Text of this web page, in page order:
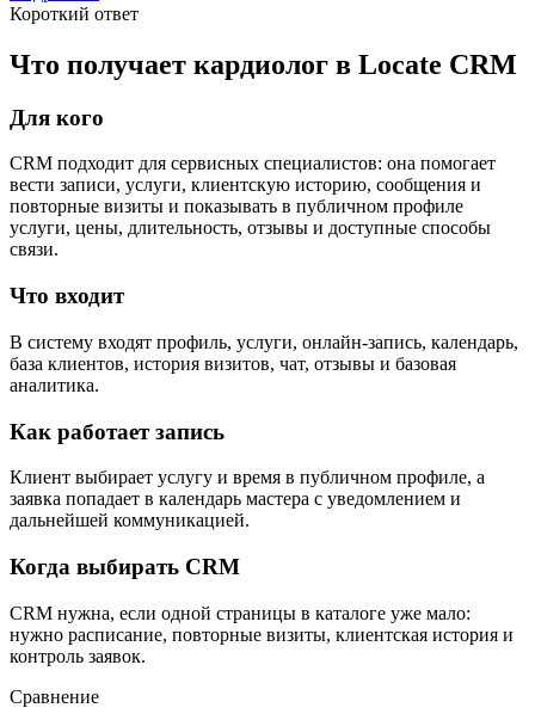
Короткий ответ
Что получает кардиолог в Locate CRM
Для кого
CRM подходит для сервисных специалистов: она помогает
вести записи, услуги, клиентскую историю, сообщения и
повторные визиты и показывать в публичном профиле
услуги, цены, длительность, отзывы и доступные способы
связи.
Что входит
В систему входят профиль, услуги, онлайн-запись, календарь,
база клиентов, история визитов, чат, отзывы и базовая
аналитика.
Как работает запись
Клиент выбирает услугу и время в публичном профиле, а
заявка попадает в календарь мастера с уведомлением и
дальнейшей коммуникацией.
Когда выбирать CRM
CRM нужна, если одной страницы в каталоге уже мало:
нужно расписание, повторные визиты, клиентская история и
контроль заявок.
Сравнение